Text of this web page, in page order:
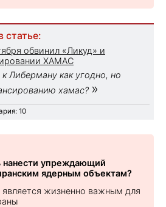
статье:
обвинил «Ликуд» и
ХАМАС
Либерману как угодно, но
хамас? »
10
упреждающий
ядерным объектам?
жизненно важным для